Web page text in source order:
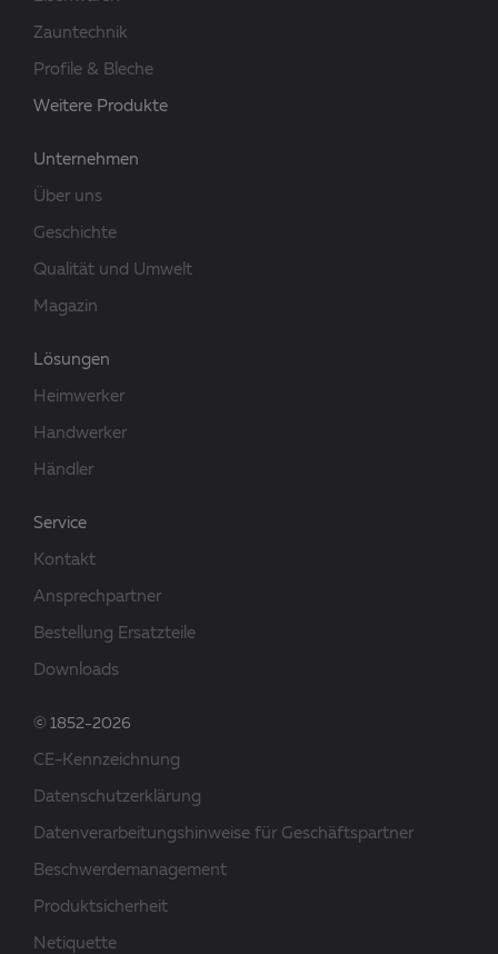
Zauntechnik
Profile & Bleche
Weitere Produkte
Unternehmen
Über uns
Geschichte
Qualität und Umwelt
Magazin
Lösungen
Heimwerker
Handwerker
Händler
Service
Kontakt
Ansprechpartner
Bestellung Ersatzteile
Downloads
© 1852-2026
CE-Kennzeichnung
Datenschutzerklärung
Datenverarbeitungshinweise für Geschäftspartner
Beschwerdemanagement
Produktsicherheit
Netiquette